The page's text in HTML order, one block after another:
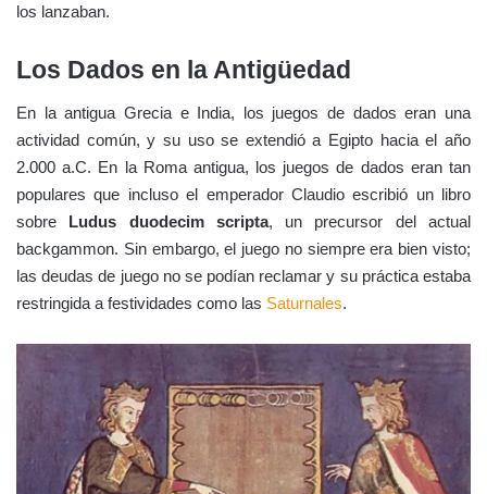
los lanzaban.
Los Dados en la Antigüedad
En la antigua Grecia e India, los juegos de dados eran una
actividad común, y su uso se extendió a Egipto hacia el año
2.000 a.C. En la Roma antigua, los juegos de dados eran tan
populares que incluso el emperador Claudio escribió un libro
sobre Ludus duodecim scripta, un precursor del actual
backgammon. Sin embargo, el juego no siempre era bien visto;
las deudas de juego no se podían reclamar y su práctica estaba
restringida a festividades como las Saturnales.